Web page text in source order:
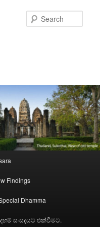
Findings
Dhamma
දහම් සංසදයට එක්වීමට.